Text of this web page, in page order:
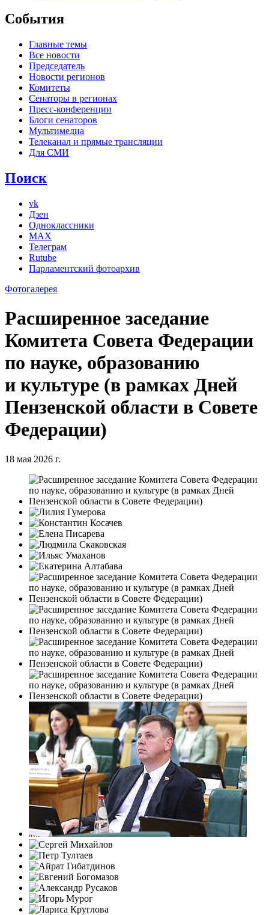
События
Главные темы
Все новости
Председатель
Новости регионов
Комитеты
Сенаторы в регионах
Пресс-конференции
Блоги сенаторов
Мультимедиа
Телеканал и прямые трансляции
Для СМИ
Поиск
vk
Дзен
Одноклассники
MAX
Телеграм
Rutube
Парламентский фотоархив
Фотогалерея
Расширенное заседание
Комитета Совета Федерации
по науке, образованию
и культуре (в рамках Дней
Пензенской области в Совете
Федерации)
18 мая 2026 г.